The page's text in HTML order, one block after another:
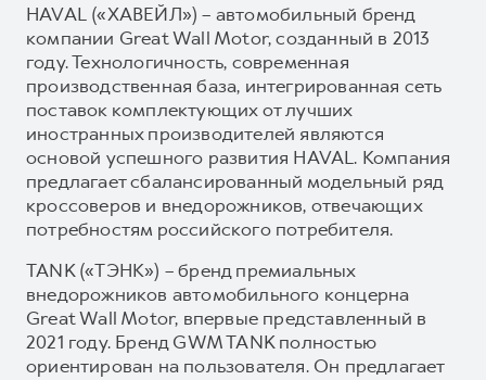
HAVAL («ХАВЕЙЛ») – автомобильный бренд
компании Great Wall Motor, созданный в 2013
году. Технологичность, современная
производственная база, интегрированная сеть
поставок комплектующих от лучших
иностранных производителей являются
основой успешного развития HAVAL. Компания
предлагает сбалансированный модельный ряд
кроссоверов и внедорожников, отвечающих
потребностям российского потребителя.
TANK («ТЭНК») – бренд премиальных
внедорожников автомобильного концерна
Great Wall Motor, впервые представленный в
2021 году. Бренд GWM TANK полностью
ориентирован на пользователя. Он предлагает